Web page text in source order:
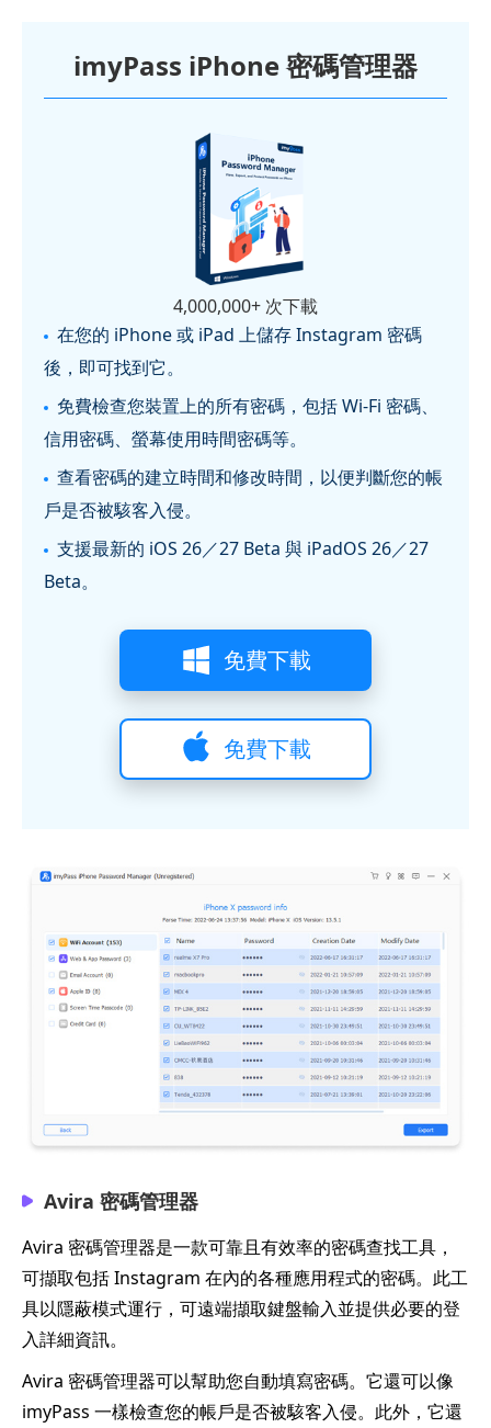
imyPass iPhone 密碼管理器
4,000,000+ 次下載
在您的 iPhone 或 iPad 上儲存 Instagram 密碼
後，即可找到它。
免費檢查您裝置上的所有密碼，包括 Wi-Fi 密碼、
信用密碼、螢幕使用時間密碼等。
查看密碼的建立時間和修改時間，以便判斷您的帳
戶是否被駭客入侵。
支援最新的 iOS 26／27 Beta 與 iPadOS 26／27
Beta。
免費下載
免費下載
Avira 密碼管理器
Avira 密碼管理器是一款可靠且有效率的密碼查找工具，
可擷取包括 Instagram 在內的各種應用程式的密碼。此工
具以隱蔽模式運行，可遠端擷取鍵盤輸入並提供必要的登
入詳細資訊。
Avira 密碼管理器可以幫助您自動填寫密碼。它還可以像
imyPass 一樣檢查您的帳戶是否被駭客入侵。此外，它還